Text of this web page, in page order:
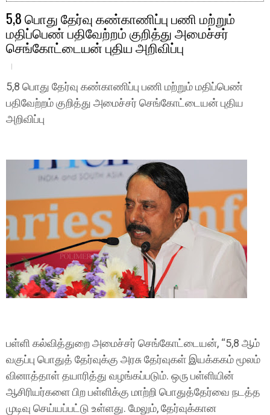
5,8 பொது தேர்வு கண்காணிப்பு பணி மற்றும்
மதிப்பெண் பதிவேற்றம் குறித்து அமைச்சர்
செங்கோட்டையன் புதிய அறிவிப்பு
5,8 பொது தேர்வு கண்காணிப்பு பணி மற்றும் மதிப்பெண்
பதிவேற்றம் குறித்து அமைச்சர் செங்கோட்டையன் புதிய
அறிவிப்பு
பள்ளி கல்வித்துறை அமைச்சர்‌ செங்கோட்டையன்‌, “5,8 ஆம்‌
வகுப்பு பொதுத்‌ தேர்வுக்கு அரசு தேர்வுகள்‌ இயக்ககம்‌ மூலம்‌
வினாத்தாள்‌ தயாரித்து வழங்கப்படும்‌. ஒரு பள்ளியின்‌
ஆசிரியர்களை பிற பள்ளிக்கு மாற்றி பொதுத்தேர்வை நடத்த
முடிவு செய்யப்பட்டு உள்ளது. மேலும்‌, தேர்வுக்கான